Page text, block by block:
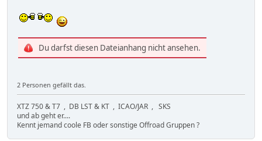
Du darfst diesen Dateianhang nicht ansehen.
2 Personen gefällt das.
XTZ 750 & T7 , DB LST & KT , ICAO/JAR , SKS
und ab geht er....
Kennt jemand coole FB oder sonstige Offroad Gruppen ?